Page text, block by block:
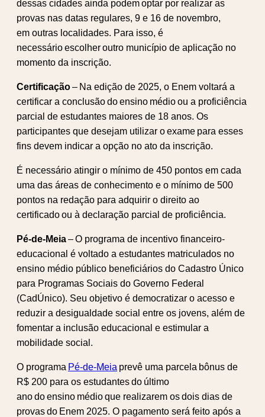
dessas cidades ainda podem optar por realizar as
provas nas datas regulares, 9 e 16 de novembro,
em outras localidades. Para isso, é
necessário escolher outro município de aplicação no
momento da inscrição.
Certificação– Na edição de 2025, o Enem voltará a
certificar a conclusão do ensino médio ou a proficiência
parcial de estudantes maiores de 18 anos. Os
participantes que desejam utilizar o exame para esses
fins devem indicar a opção no ato da inscrição.
É necessário atingir o mínimo de 450 pontos em cada
uma das áreas de conhecimento e o mínimo de 500
pontos na redação para adquirir o direito ao
certificado ou à declaração parcial de proficiência.
Pé-de-Meia– O programa de incentivo financeiro-
educacional é voltado a estudantes matriculados no
ensino médio público beneficiários do Cadastro Único
para Programas Sociais do Governo Federal
(CadÚnico). Seu objetivo é democratizar o acesso e
reduzir a desigualdade social entre os jovens, além de
fomentar a inclusão educacional e estimular a
mobilidade social.
O programa Pé-de-Meia prevê uma parcela bônus de
R$ 200 para os estudantes do último
ano do ensino médio que realizarem os dois dias de
provas do Enem 2025. O pagamento será feito após a